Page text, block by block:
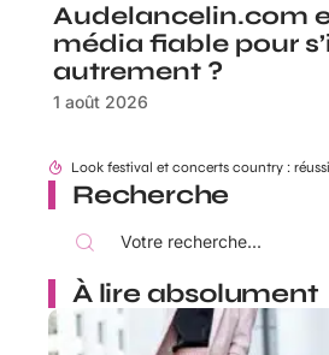
Audelancelin.com
média fiable pour
autrement ?
1 août 2026
Recherche
À lire absolument